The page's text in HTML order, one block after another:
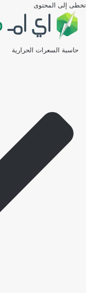
تخطى إلى المحتوى
حاسبة السعرات الحرارية